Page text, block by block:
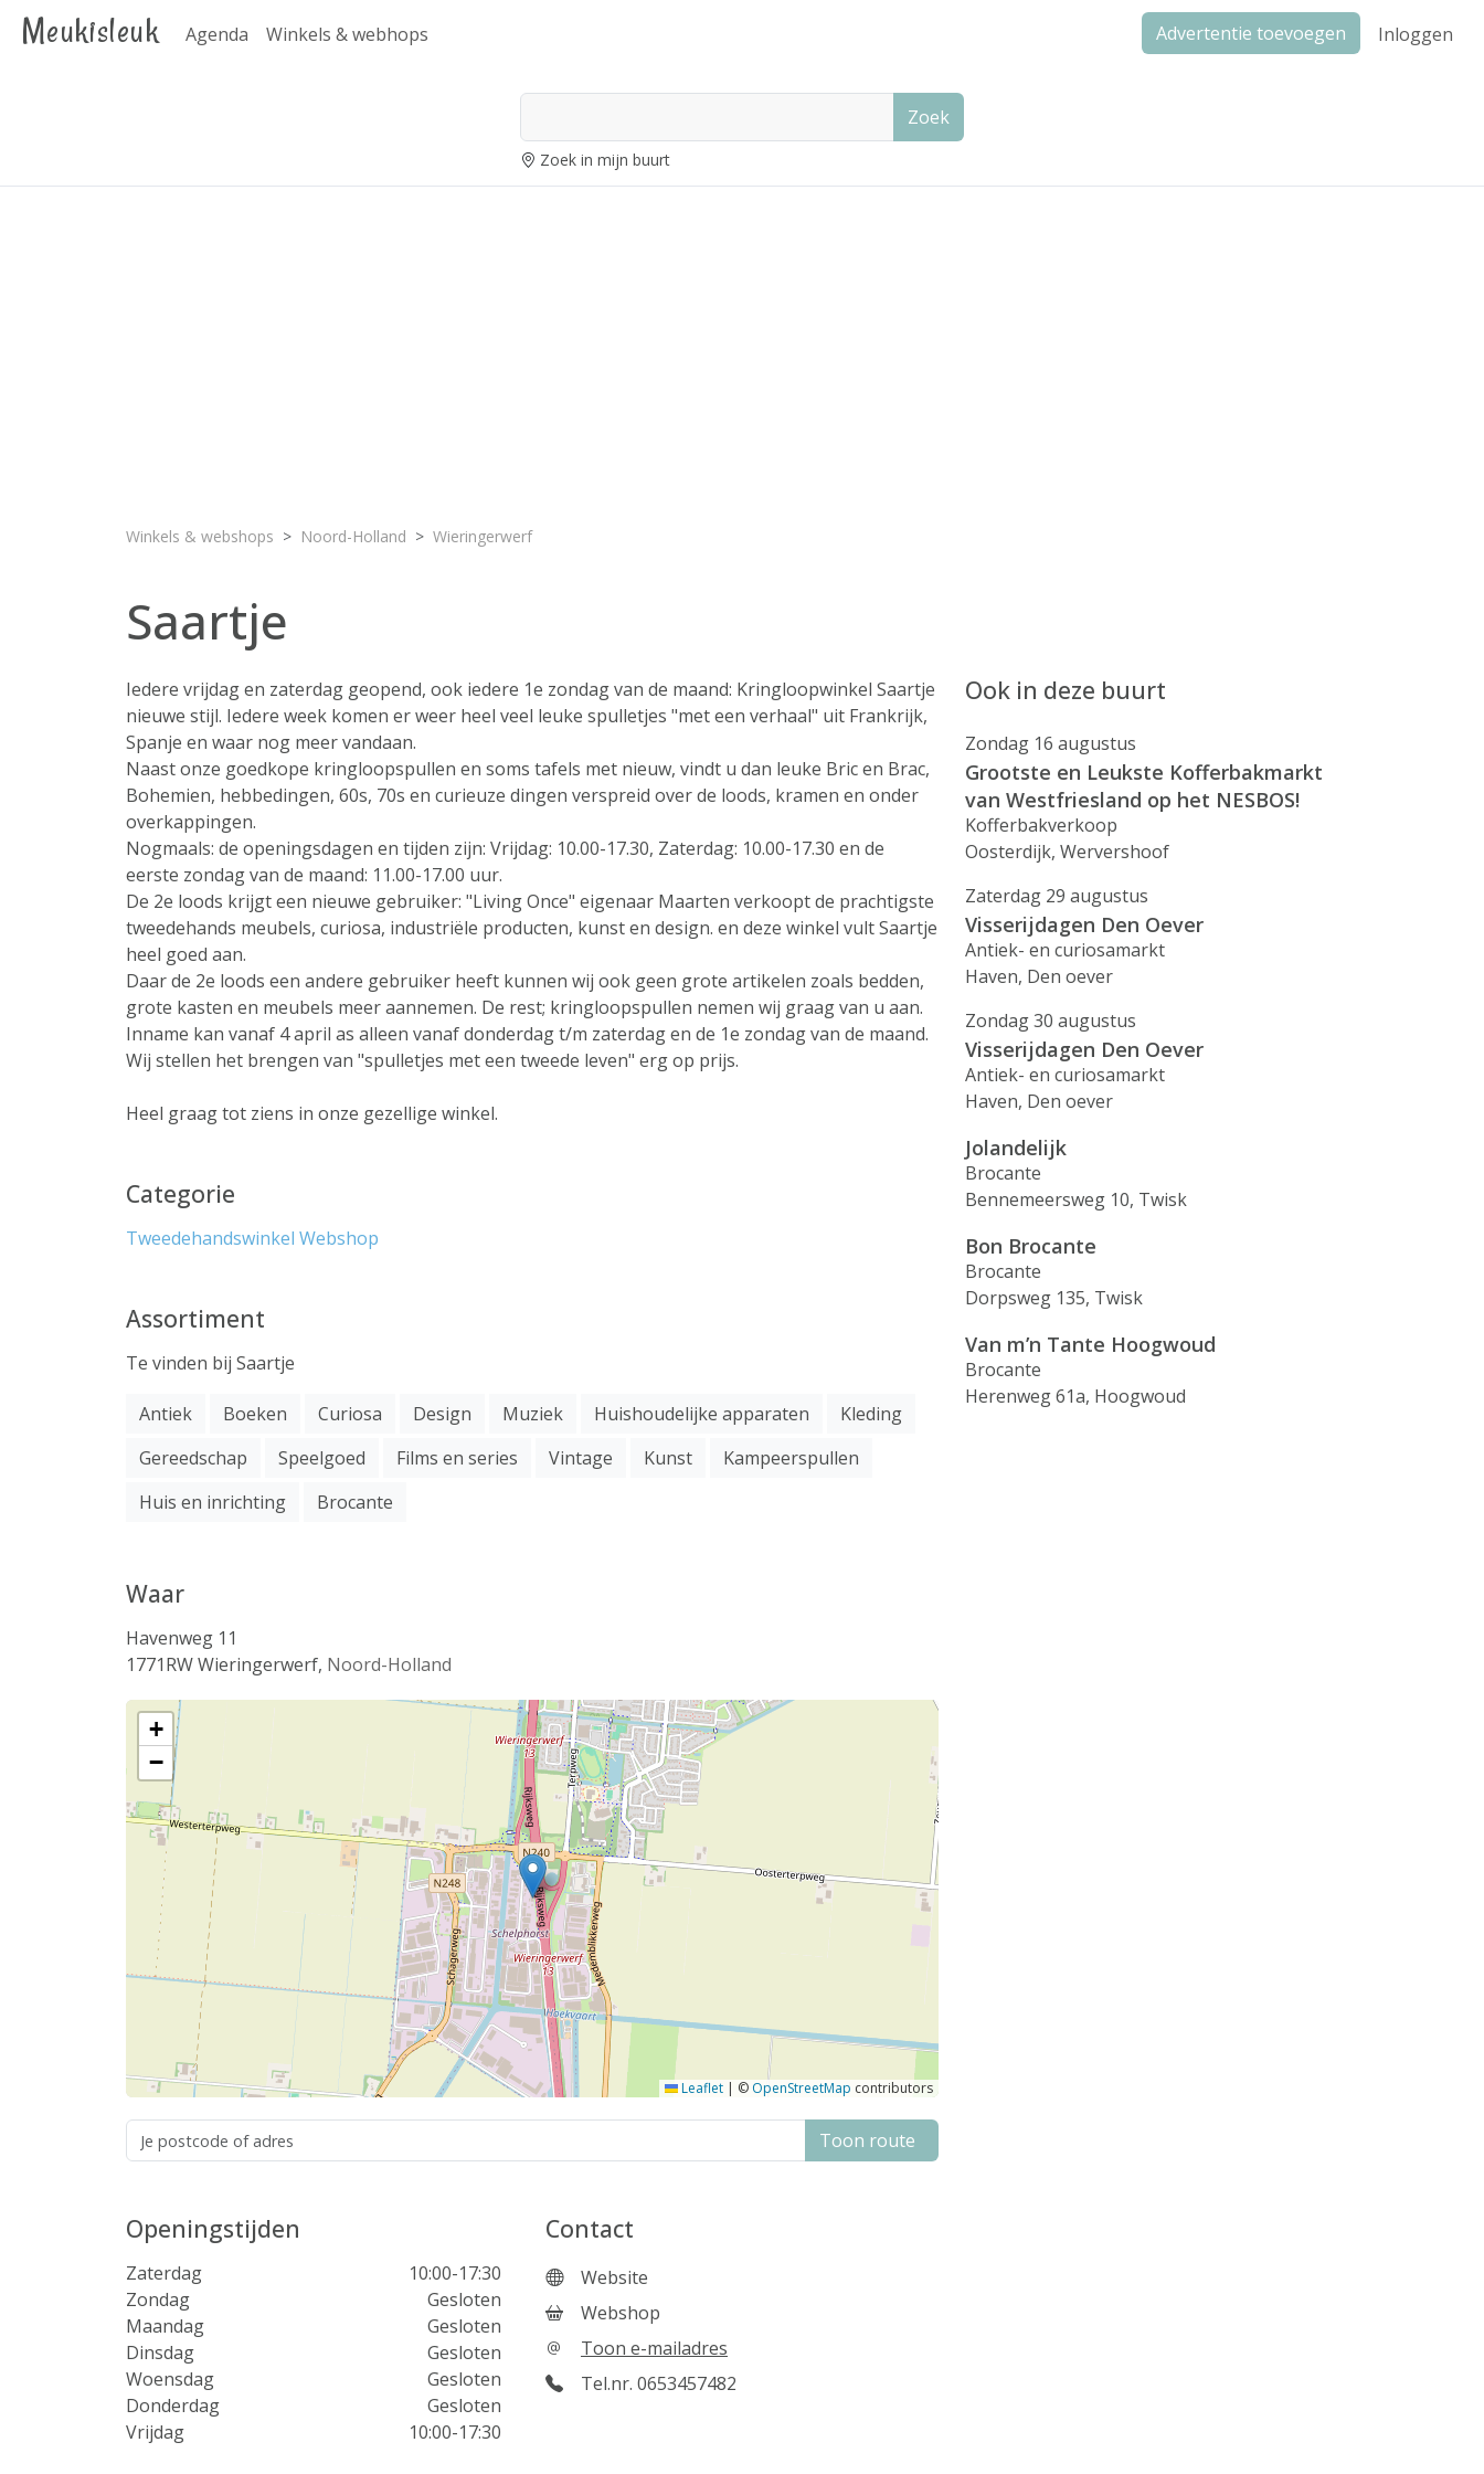
Meukisleuk Agenda Winkels & webhops Advertentie toevoegen Inloggen
Zoek
Zoek in mijn buurt
Winkels & webshops Noord-Holland Wieringerwerf
Saartje
Iedere vrijdag en zaterdag geopend, ook iedere 1e zondag van de maand: Kringloopwinkel Saartje
nieuwe stijl. Iedere week komen er weer heel veel leuke spulletjes "met een verhaal" uit Frankrijk,
Spanje en waar nog meer vandaan.
Naast onze goedkope kringloopspullen en soms tafels met nieuw, vindt u dan leuke Bric en Brac,
Bohemien, hebbedingen, 60s, 70s en curieuze dingen verspreid over de loods, kramen en onder
overkappingen.
Nogmaals: de openingsdagen en tijden zijn: Vrijdag: 10.00-17.30, Zaterdag: 10.00-17.30 en de
eerste zondag van de maand: 11.00-17.00 uur.
De 2e loods krijgt een nieuwe gebruiker: "Living Once" eigenaar Maarten verkoopt de prachtigste
tweedehands meubels, curiosa, industriële producten, kunst en design. en deze winkel vult Saartje
heel goed aan.
Daar de 2e loods een andere gebruiker heeft kunnen wij ook geen grote artikelen zoals bedden,
grote kasten en meubels meer aannemen. De rest; kringloopspullen nemen wij graag van u aan.
Inname kan vanaf 4 april as alleen vanaf donderdag t/m zaterdag en de 1e zondag van de maand.
Wij stellen het brengen van "spulletjes met een tweede leven" erg op prijs.
Heel graag tot ziens in onze gezellige winkel.
Categorie
Tweedehandswinkel Webshop
Assortiment
Te vinden bij Saartje
Antiek Boeken Curiosa Design Muziek Huishoudelijke apparaten
Kleding
Gereedschap
Speelgoed Films en series Vintage Kunst
Kampeerspullen
Huis en inrichting
Brocante
Waar
Havenweg 11
1771RWWieringerwerf, Noord-Holland
+
−
Leaflet | © OpenStreetMap contributors
Toon route
Openingstijden
Zaterdag
10:00-17:30
Zondag
Gesloten
Maandag
Gesloten
Dinsdag
Gesloten
Woensdag
Gesloten
Donderdag
Gesloten
Vrijdag
10:00-17:30
Contact
Website
Webshop
Toon e-mailadres
Tel.nr. 0653457482
Ook in deze buurt
Zondag 16 augustus
Grootste en Leukste Kofferbakmarkt
van Westfriesland op het NESBOS!
Kofferbakverkoop
Oosterdijk, Wervershoof
Zaterdag 29 augustus
Visserijdagen Den Oever
Antiek- en curiosamarkt
Haven, Den oever
Zondag 30 augustus
Visserijdagen Den Oever
Antiek- en curiosamarkt
Haven, Den oever
Jolandelijk
Brocante
Bennemeersweg 10, Twisk
Bon Brocante
Brocante
Dorpsweg 135, Twisk
Van m’n Tante Hoogwoud
Brocante
Herenweg 61a, Hoogwoud